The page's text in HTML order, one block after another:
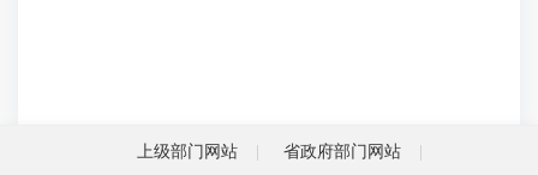
上级部门网站
省政府部门网站